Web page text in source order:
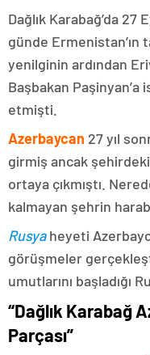
Dağlık Karabağ’da
günde
yenilginin ardından
Başbakan Paşinyan’a
etmişti.
Azerbaycan 27 yıl
girmiş ancak şehirdeki
ortaya çıkmıştı.
kalmayan şehrin
Rusyaheyeti
görüşmeler
umutlarını başladığı
“Dağlık Karabağ
Parçası”